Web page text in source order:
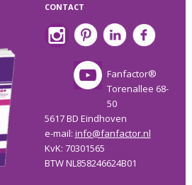
CONTACT
Fanfactor®
Torenallee 68-
50
5617 BD Eindhoven
e-mail: info@fanfactor.nl
KvK: 70301565
BTW NL858246624B01